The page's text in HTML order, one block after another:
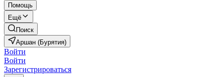
Помощь
Ещё
Поиск
Аршан (Бурятия)
Войти
Войти
Зарегистрироваться